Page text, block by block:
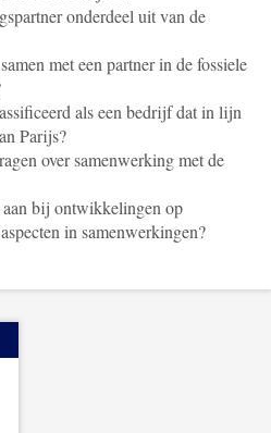
onderdeel uit van de
met een partner in de fossiele
als een bedrijf dat in lijn
Parijs?
over samenwerking met de
bij ontwikkelingen op
in samenwerkingen?